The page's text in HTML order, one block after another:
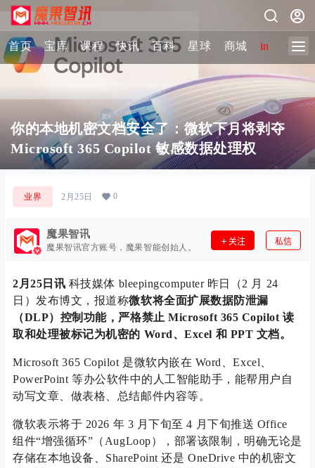
首页 宝库 课程 快讯 百科 星球 商城 image-2
你的本地机密文档安全了：微软下月将剥夺
Microsoft 365 Copilot 敏感数据处理权
业界 2月25日 0
魔果智讯
魔果智讯官方账号，魔果智能创始人。
关注 私信
2月25日讯 科技媒体 bleepingcomputer 昨日（2 月 24
日）发布博文，报道称微软将全面扩展数据防泄漏
（DLP）控制功能，严格禁止 Microsoft 365 Copilot 读
取和处理被标记为机密的 Word、Excel 和 PPT 文档。
Microsoft 365 Copilot 是微软内嵌在 Word、Excel、
PowerPoint 等办公软件中的人工智能助手，能帮用户自
动写文章、做表格、总结邮件内容等。
微软表示将于 2026 年 3 月下旬至 4 月下旬推送 Office
组件“增强循环”（AugLoop），部署该限制，明确无论是
存储在本地设备、SharePoint 还是 OneDrive 中的机密文